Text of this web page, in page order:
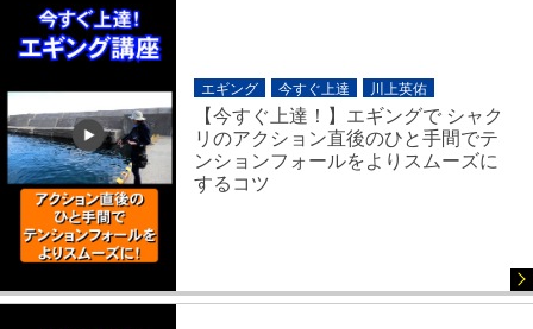
エギング 今すぐ上達 川上英佑
【今すぐ上達！】エギングで シャク
リのアクション直後のひと手間でテ
ンションフォールをよりスムーズに
するコツ